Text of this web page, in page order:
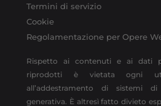
Termini di servizio
Cookie
Regolamentazione per Opere
Rispetto ai contenuti e ai dati
riprodotti è vietata ogni
all’addestramento di sistemi
generativa. È altresì fatto divieto